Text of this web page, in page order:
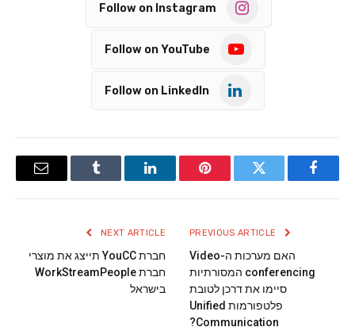
Follow on Instagram
Follow on YouTube
Follow on LinkedIn
Facebook
Twitter
Pinterest
LinkedIn
Tumblr
Email
האם מערכות ה-Video
conferencing המסורתיות
סיימו את דרכן לטובת
פלטפורמות Unified
Communication?
NEXT ARTICLE
חברת YouCC תייצג את מוצרי
חברת WorkStreamPeople
בישראל